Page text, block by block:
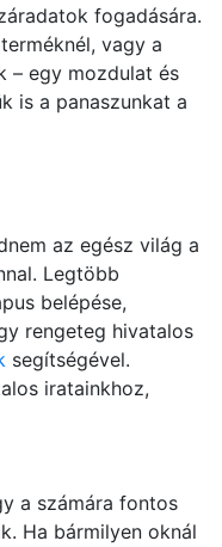
fogadására.
vagy a
– egy mozdulat és
is a panaszunkat a
az egész világ a
Legtöbb
belépése,
rengeteg hivatalos
segítségével.
iratainkhoz,
a számára fontos
Ha bármilyen oknál